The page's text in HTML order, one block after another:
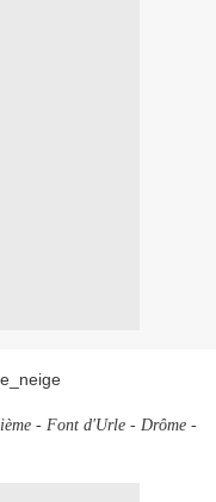
- Font d'Urle - Drôme -